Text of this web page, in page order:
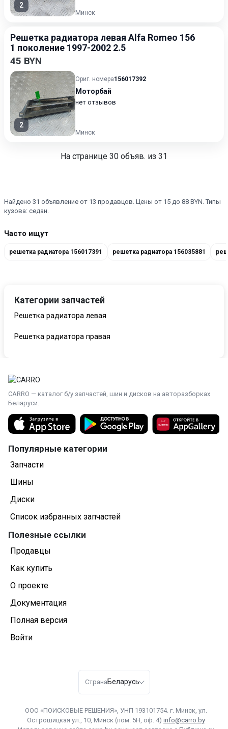
2
Минск
Решетка радиатора левая Alfa Romeo 156
1 поколение 1997-2002 2.5
45 BYN
2
Ориг. номера156017392
Моторбай
нет отзывов
Минск
На странице 30 объяв. из 31
Найдено 31 объявление от 13 продавцов. Цены от 15 до 88 BYN. Типы
кузова: седан.
Часто ищут
решетка радиатора 156017391 решетка радиатора 156035881
Категории запчастей
Решетка радиатора левая
Решетка радиатора правая
CARRO — каталог б/у запчастей, шин и дисков на авторазборках
Беларуси.
Популярные категории
Запчасти
Шины
Диски
Список избранных запчастей
Полезные ссылки
Продавцы
Как купить
О проекте
Документация
Полная версия
Войти
Страна Беларусь
ООО «ПОИСКОВЫЕ РЕШЕНИЯ», УНП 193101754. г. Минск, ул.
Острошицкая ул., 10, Минск (пом. 5Н, оф. 4) info@carro.by